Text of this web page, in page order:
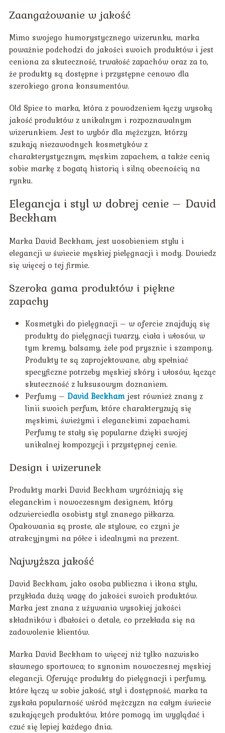
Zaangażowanie w jakość
Mimo swojego humorystycznego wizerunku, marka
poważnie podchodzi do jakości swoich produktów i jest
ceniona za skuteczność, trwałość zapachów oraz za to,
że produkty są dostępne i przystępne cenowo dla
szerokiego grona konsumentów.
Old Spice to marka, która z powodzeniem łączy wysoką
jakość produktów z unikalnym i rozpoznawalnym
wizerunkiem. Jest to wybór dla mężczyzn, którzy
szukają niezawodnych kosmetyków z
charakterystycznym, męskim zapachem, a także cenią
sobie markę z bogatą historią i silną obecnością na
rynku.
Elegancja i styl w dobrej cenie – David
Beckham
Marka David Beckham, jest uosobieniem stylu i
elegancji w świecie męskiej pielęgnacji i mody. Dowiedz
się więcej o tej firmie.
Szeroka gama produktów i piękne
zapachy
Kosmetyki do pielęgnacji – w ofercie znajdują się
produkty do pielęgnacji twarzy, ciała i włosów, w
tym kremy, balsamy, żele pod prysznic i szampony.
Produkty te są zaprojektowane, aby spełniać
specyficzne potrzeby męskiej skóry i włosów, łącząc
skuteczność z luksusowym doznaniem.
Perfumy – David Beckhamjest również znany z
linii swoich perfum, które charakteryzują się
męskimi, świeżymi i eleganckimi zapachami.
Perfumy te stały się popularne dzięki swojej
unikalnej kompozycji i przystępnej cenie.
Design i wizerunek
Produkty marki David Beckham wyróżniają się
eleganckim i nowoczesnym designem, który
odzwierciedla osobisty styl znanego piłkarza.
Opakowania są proste, ale stylowe, co czyni je
atrakcyjnymi na półce i idealnymi na prezent.
Najwyższa jakość
David Beckham, jako osoba publiczna i ikona stylu,
przykłada dużą wagę do jakości swoich produktów.
Marka jest znana z używania wysokiej jakości
składników i dbałości o detale, co przekłada się na
zadowolenie klientów.
Marka David Beckham to więcej niż tylko nazwisko
sławnego sportowca; to synonim nowoczesnej męskiej
elegancji. Oferując produkty do pielęgnacji i perfumy,
które łączą w sobie jakość, styl i dostępność, marka ta
zyskała popularność wśród mężczyzn na całym świecie
szukających produktów, które pomogą im wyglądać i
czuć się lepiej każdego dnia.